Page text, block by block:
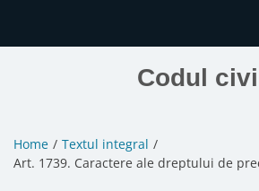
Codul
Home
Textul integral
Art. 1739. Caractere ale dreptului de